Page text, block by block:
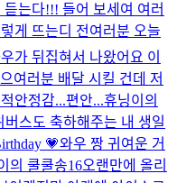
는다!!! 들어 보세여 여러
게 뜨는디 전여러분 오늘
가 뒤집혀서 나왔어요 이
여러분 배달 시킬 건데 저
안정감...편안...휴닝이의
버스도 축하해주는 내 생일
💗와우 짱 귀여운 거
의 쿨쿨송16오랜만에 올리